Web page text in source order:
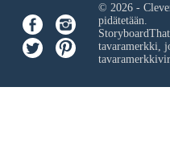
© 2026 -
pidätetään.
tavaramerkki,